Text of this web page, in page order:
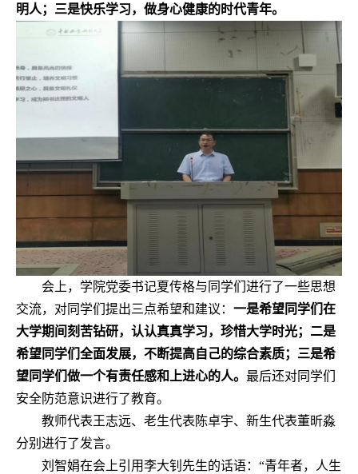
明人；三是快乐学习，做身心健康的时代青年。
会上，学院党委书记夏传格与同学们进行了一些思想
交流，对同学们提出三点希望和建议： 一是希望同学们在
大学期间刻苦钻研，认认真真学习，珍惜大学时光；二是
希望同学们全面发展，不断提高自己的综合素质；三是希
望同学们做一个有责任感和上进心的人。 最后还对同学们
安全防范意识进行了教育。
教师代表王志远、老生代表陈卓宇、新生代表董昕淼
分别进行了发言。
刘智娟在会上引用李大钊先生的话语：“青年者，人生